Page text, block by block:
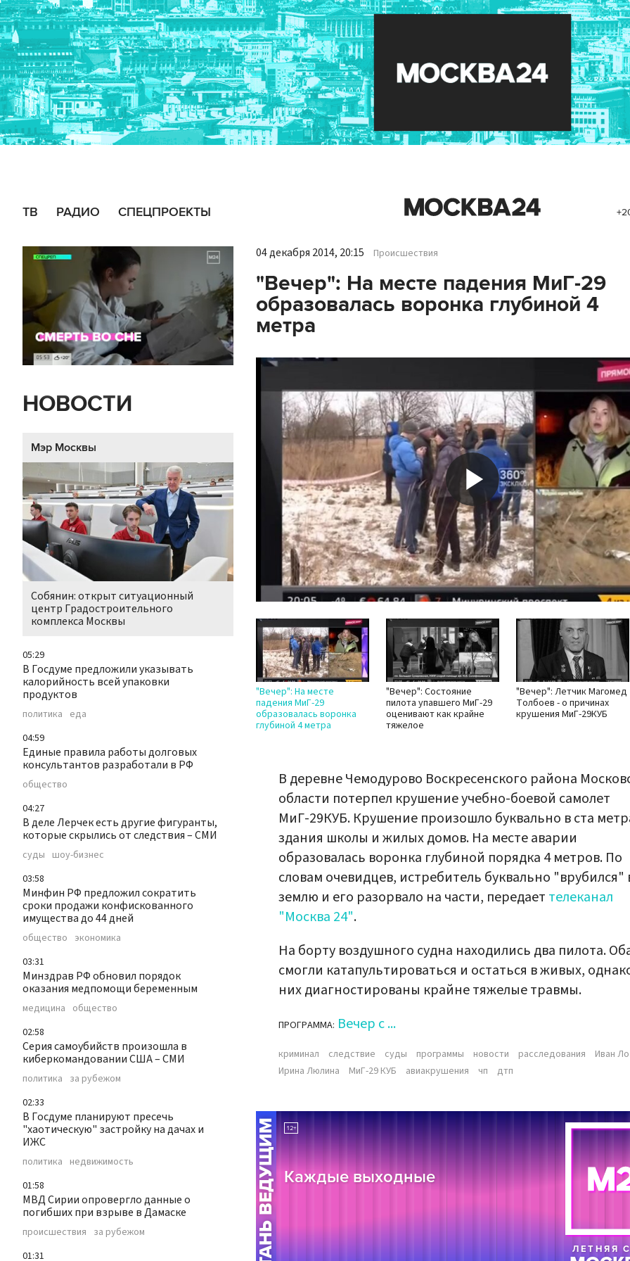
ТВ РАДИО СПЕЦПРОЕКТЫ
НОВОСТИ
Мэр Москвы
Собянин: открыт ситуационный
центр Градостроительного
комплекса Москвы
05:29
В Госдуме предложили указывать
калорийность всей упаковки
продуктов
политика еда
04:59
Единые правила работы долговых
консультантов разработали в РФ
общество
04:27
В деле Лерчек есть другие фигуранты,
которые скрылись от следствия – СМИ
суды шоу-бизнес
03:58
Минфин РФ предложил сократить
сроки продажи конфискованного
имущества до 44 дней
общество экономика
03:31
Минздрав РФ обновил порядок
оказания медпомощи беременным
медицина общество
02:58
Серия самоубийств произошла в
киберкомандовании США – СМИ
политика за рубежом
02:33
В Госдуме планируют пресечь
"хаотическую" застройку на дачах и
ИЖС
политика недвижимость
01:58
МВД Сирии опровергло данные о
погибших при взрыве в Дамаске
происшествия за рубежом
01:31
04 декабря 2014, 20:15 Происшествия
"Вечер": На месте падения МиГ-29
образовалась воронка глубиной 4
метра
Play
Video
"Вечер": На месте
падения МиГ-29
образовалась воронка
глубиной 4 метра
"Вечер": Состояние
пилота упавшего МиГ-29
оценивают как крайне
тяжелое
"Вечер": Летчик Магомед
Толбоев - о причинах
крушения МиГ-29КУБ
В деревне Чемодурово Воскресенского района
области потерпел крушение учебно-боевой самолет
МиГ-29КУБ. Крушение произошло буквально в ста
здания школы и жилых домов. На месте аварии
образовалась воронка глубиной порядка 4 метров. По
словам очевидцев, истребитель буквально "врубился"
землю и его разорвало на части, передает телеканал
"Москва 24".
На борту воздушного судна находились два пилота.
смогли катапультироваться и остаться в живых,
них диагностированы крайне тяжелые травмы.
ПРОГРАММА: Вечер с ...
криминал следствие суды программы новости расследования
Иван
Ирина Люлина
МиГ-29 КУБ авиакрушения чп дтп